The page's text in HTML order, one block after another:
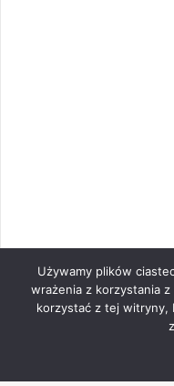
Używamy plików
wrażenia z korzystania
korzystać z tej witryny,